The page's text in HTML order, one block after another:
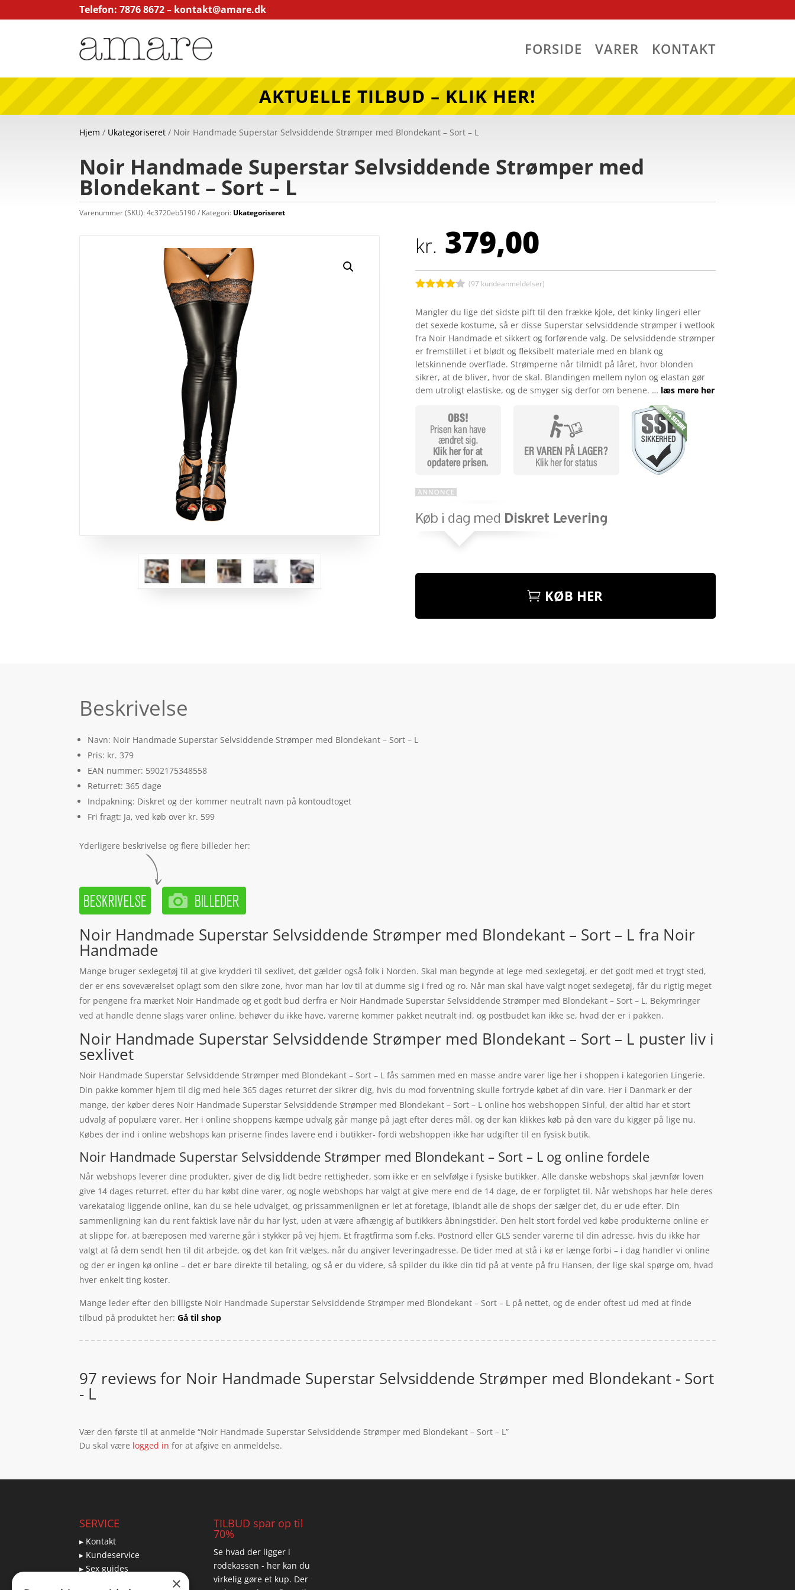
Telefon: 7876 8672 – kontakt@amare.dk
FORSIDE VARER KONTAKT
AKTUELLE TILBUD – KLIK HER!
Hjem / Ukategoriseret / Noir Handmade Superstar Selvsiddende Strømper med Blondekant – Sort – L
Noir Handmade Superstar Selvsiddende Strømper med
Blondekant – Sort – L
Varenummer (SKU):4c3720eb5190 Kategori: Ukategoriseret
kr. 379,00
ud af 5
baseret
på
kundebedø
mmelser
(97 kundeanmeldelser)
Mangler du lige det sidste pift til den frække kjole, det kinky lingeri eller
det sexede kostume, så er disse Superstar selvsiddende strømper i wetlook
fra Noir Handmade et sikkert og forførende valg. De selvsiddende strømper
er fremstillet i et blødt og fleksibelt materiale med en blank og
letskinnende overflade. Strømperne når tilmidt på låret, hvor blonden
sikrer, at de bliver, hvor de skal. Blandingen mellem nylon og elastan gør
dem utroligt elastiske, og de smyger sig derfor om benene. … læs mere her
KØB HER
Beskrivelse
Navn: Noir Handmade Superstar Selvsiddende Strømper med Blondekant – Sort – L
Pris: kr. 379
EAN nummer: 5902175348558
Returret: 365 dage
Indpakning: Diskret og der kommer neutralt navn på kontoudtoget
Fri fragt: Ja, ved køb over kr. 599
Yderligere beskrivelse og flere billeder her:
Noir Handmade Superstar Selvsiddende Strømper med Blondekant – Sort – L fra Noir
Handmade
Mange bruger sexlegetøj til at give krydderi til sexlivet, det gælder også folk i Norden. Skal man begynde at lege med sexlegetøj, er det godt med et trygt sted,
der er ens soveværelset oplagt som den sikre zone, hvor man har lov til at dumme sig i fred og ro. Når man skal have valgt noget sexlegetøj, får du rigtig meget
for pengene fra mærket Noir Handmade og et godt bud derfra er Noir Handmade Superstar Selvsiddende Strømper med Blondekant – Sort – L. Bekymringer
ved at handle denne slags varer online, behøver du ikke have, varerne kommer pakket neutralt ind, og postbudet kan ikke se, hvad der er i pakken.
Noir Handmade Superstar Selvsiddende Strømper med Blondekant – Sort – L puster liv i
sexlivet
Noir Handmade Superstar Selvsiddende Strømper med Blondekant – Sort – L fås sammen med en masse andre varer lige her i shoppen i kategorien Lingerie.
Din pakke kommer hjem til dig med hele 365 dages returret der sikrer dig, hvis du mod forventning skulle fortryde købet af din vare. Her i Danmark er der
mange, der køber deres Noir Handmade Superstar Selvsiddende Strømper med Blondekant – Sort – L online hos webshoppen Sinful, der altid har et stort
udvalg af populære varer. Her i online shoppens kæmpe udvalg går mange på jagt efter deres mål, og der kan klikkes køb på den vare du kigger på lige nu.
Købes der ind i online webshops kan priserne findes lavere end i butikker- fordi webshoppen ikke har udgifter til en fysisk butik.
Noir Handmade Superstar Selvsiddende Strømper med Blondekant – Sort – L og online fordele
Når webshops leverer dine produkter, giver de dig lidt bedre rettigheder, som ikke er en selvfølge i fysiske butikker. Alle danske webshops skal jævnfør loven
give 14 dages returret. efter du har købt dine varer, og nogle webshops har valgt at give mere end de 14 dage, de er forpligtet til. Når webshops har hele deres
varekatalog liggende online, kan du se hele udvalget, og prissammenlignen er let at foretage, iblandt alle de shops der sælger det, du er ude efter. Din
sammenligning kan du rent faktisk lave når du har lyst, uden at være afhængig af butikkers åbningstider. Den helt stort fordel ved købe produkterne online er
at slippe for, at bæreposen med varerne går i stykker på vej hjem. Et fragtfirma som f.eks. Postnord eller GLS sender varerne til din adresse, hvis du ikke har
valgt at få dem sendt hen til dit arbejde, og det kan frit vælges, når du angiver leveringadresse. De tider med at stå i kø er længe forbi – i dag handler vi online
og der er ingen kø online – det er bare direkte til betaling, og så er du videre, så spilder du ikke din tid på at vente på fru Hansen, der lige skal spørge om, hvad
hver enkelt ting koster.
Mange leder efter den billigste Noir Handmade Superstar Selvsiddende Strømper med Blondekant – Sort – L på nettet, og de ender oftest ud med at finde
tilbud på produktet her:Gå til shop
97 reviews for Noir Handmade Superstar Selvsiddende Strømper med Blondekant - Sort
- L
Vær den første til at anmelde “Noir Handmade Superstar Selvsiddende Strømper med Blondekant – Sort – L”
Du skal være logged in for at afgive en anmeldelse.
SERVICE
▸ Kontakt
▸ Kundeservice
▸ Sex guides
TILBUD spar op til
70%
Se hvad der ligger i
rodekassen - her kan du
virkelig gøre et kup. Der
×